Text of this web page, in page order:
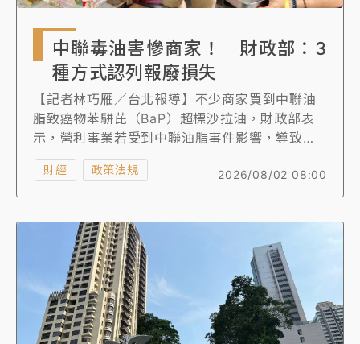
中聯毒油害慘商家！ 財政部：3
種方式認列報廢損失
【記者林巧雁／台北報導】不少商家買到中聯油
脂致癌物苯駢芘（BaP）超標沙拉油，財政部表
示，營利事業若受到中聯油脂事件影響，導致商
品或原料、物料、在製品等無法出售、加工製造
而報廢，可依規定認列報廢損失。2026/08/02 08:00
財經 政策法規